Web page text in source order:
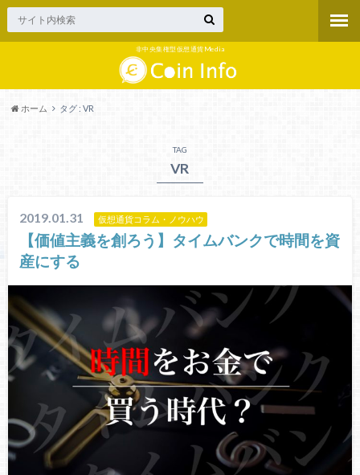
非中央集権型仮想通貨Media
ホーム タグ : VR
TAG
VR
2019.01.31 仮想通貨コラム・ノウハウ
【価値主義を創ろう】タイムバンクで時間を資
産にする